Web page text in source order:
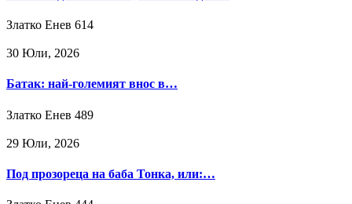
Златко Енев 614
30 Юли, 2026
Батак: най-големият внос в…
Златко Енев 489
29 Юли, 2026
Под прозореца на баба Тонка, или:…